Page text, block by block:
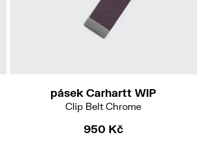
pásek Carhartt WIP
Clip Belt Chrome
950 Kč